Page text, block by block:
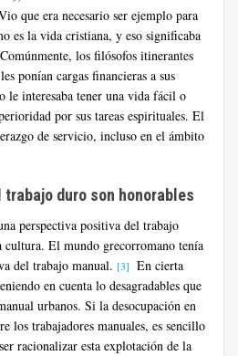
que era necesario ser ejemplo para
es la vida cristiana, y eso significaba
los filósofos itinerantes
ponían cargas financieras a sus
le interesaba tener una vida fácil o
por sus tareas espirituales. El
de servicio, incluso en el ámbito
trabajo duro son honorables
perspectiva positiva del trabajo
cultura. El mundo grecorromano tenía
del trabajo manual. [3] En cierta
en cuenta lo desagradables que
urbanos. Si la desocupación en
los trabajadores manuales, es sencillo
racionalizar esta explotación de la